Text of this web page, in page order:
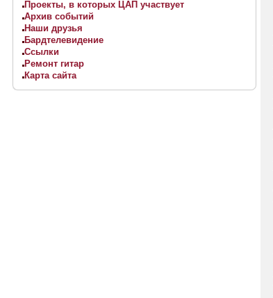
Проекты, в которых ЦАП участвует
Архив событий
Наши друзья
Бардтелевидение
Ссылки
Ремонт гитар
Карта сайта